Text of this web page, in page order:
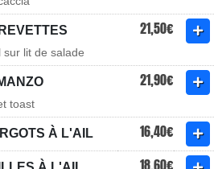
21,50€
lit de salade
21,90€
toast
À L'AIL 16,40€
18,60€